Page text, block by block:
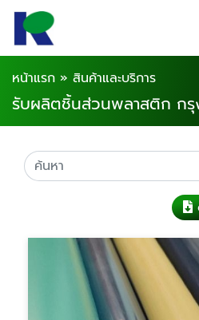
หน้าแรก » สินค้าและบริการ
รับผลิตชิ้นส่วนพลาสติก กรุ